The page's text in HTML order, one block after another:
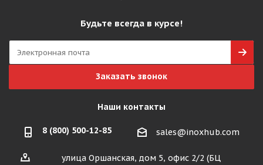
Будьте всегда в курсе!
Заказать звонок
Наши контакты
8 (800) 500-12-85 sales@inoxhub.com
улица Оршанская, дом 5, офис 2/2 (БЦ